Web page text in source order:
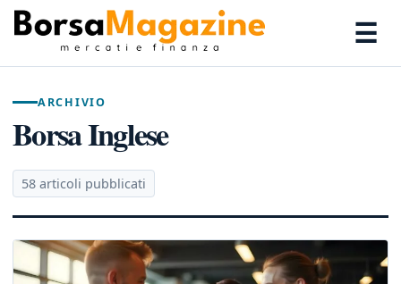
☰
ARCHIVIO
Borsa Inglese
58 articoli pubblicati